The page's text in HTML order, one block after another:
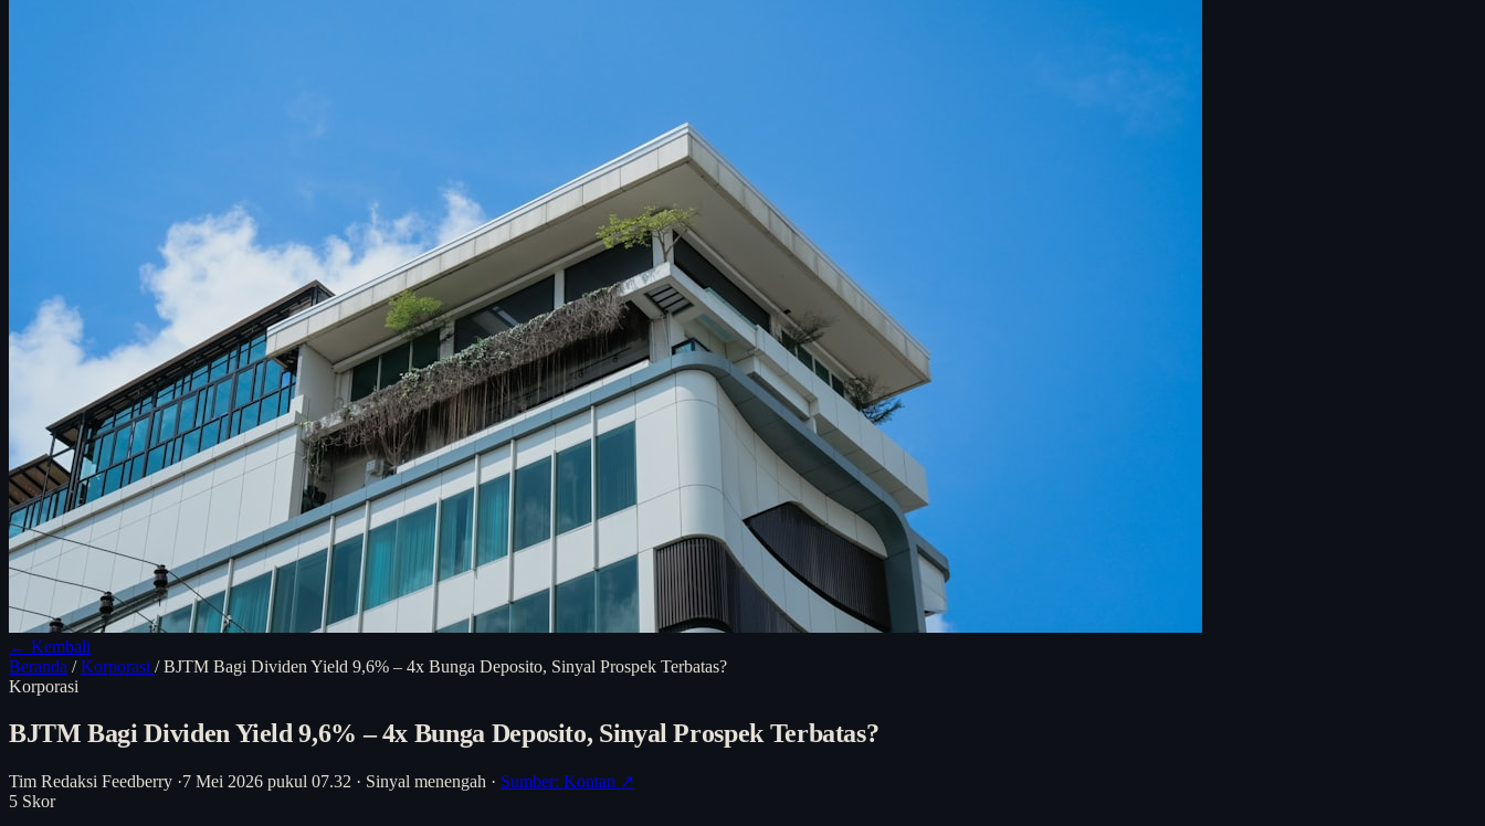
← Kembali
Beranda / Korporasi / BJTM Bagi Dividen Yield 9,6% – 4x Bunga Deposito, Sinyal Prospek Terbatas?
Korporasi
BJTM Bagi Dividen Yield 9,6% – 4x Bunga Deposito, Sinyal Prospek Terbatas?
Tim Redaksi Feedberry ·7 Mei 2026 pukul 07.32 · Sinyal menengah · Sumber: Kontan ↗
5 Skor